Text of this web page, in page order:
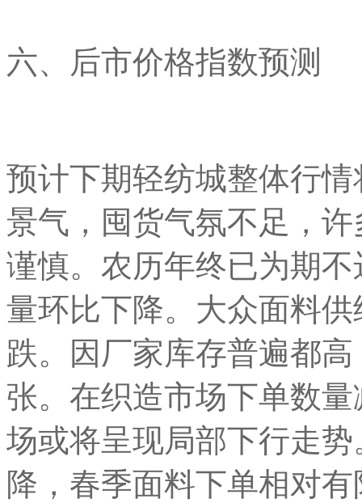
六、后市价格指数预测
预计下期轻纺城整体行
景气，囤货气氛不足，
谨慎。农历年终已为期
量环比下降。大众面料
跌。因厂家库存普遍都
张。在织造市场下单数
场或将呈现局部下行走
降，春季面料下单相对